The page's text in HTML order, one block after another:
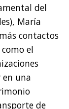
del
María
contactos
el
en una
de